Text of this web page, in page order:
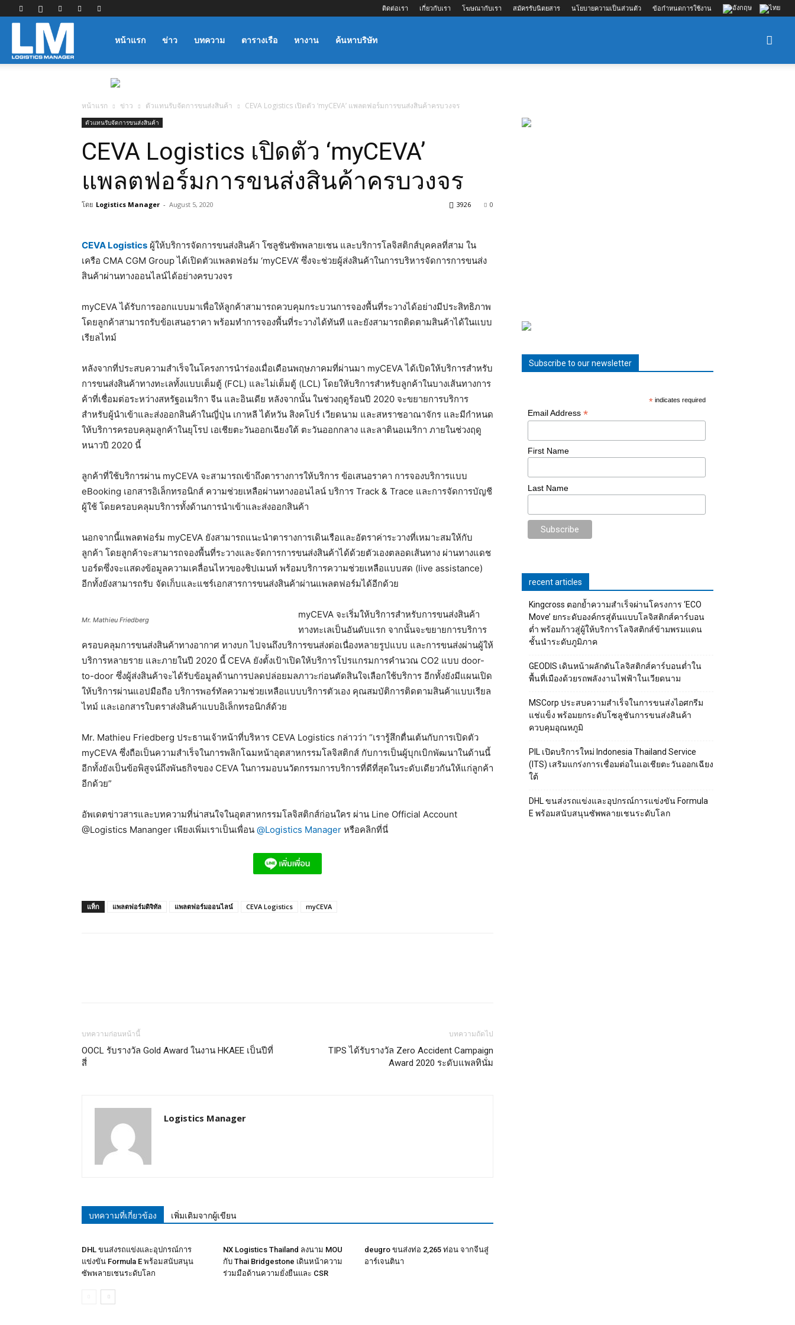
ติดต่อเรา เกี่ยวกับเรา โฆษณากับเรา สมัครรับนิตยสาร นโยบายความเป็นส่วนตัว ข้อกำหนดการใช้งาน
Logistics
Manager
หน้าแรก ข่าว บทความ ตารางเรือ หางาน ค้นหาบริษัท
หน้าแรก ข่าว ตัวแทนรับจัดการขนส่งสินค้า CEVA Logistics เปิดตัว ‘myCEVA’ แพลตฟอร์มการขนส่งสินค้าครบวงจร
ตัวแทนรับจัดการขนส่งสินค้า
CEVA Logistics เปิดตัว ‘myCEVA’
แพลตฟอร์มการขนส่งสินค้าครบวงจร
โดย Logistics Manager - August 5, 2020 0
3926
CEVA Logistics ผู้ให้บริการจัดการขนส่งสินค้า โซลูชันซัพพลายเชน และบริการโลจิสติกส์บุคคลที่สาม ใน
เครือ CMA CGM Group ได้เปิดตัวแพลตฟอร์ม ‘myCEVA’ ซึ่งจะช่วยผู้ส่งสินค้าในการบริหารจัดการการขนส่ง
สินค้าผ่านทางออนไลน์ได้อย่างครบวงจร
myCEVA ได้รับการออกแบบมาเพื่อให้ลูกค้าสามารถควบคุมกระบวนการจองพื้นที่ระวางได้อย่างมีประสิทธิภาพ
โดยลูกค้าสามารถรับข้อเสนอราคา พร้อมทำการจองพื้นที่ระวางได้ทันที และยังสามารถติดตามสินค้าได้ในแบบ
เรียลไทม์
หลังจากที่ประสบความสำเร็จในโครงการนำร่องเมื่อเดือนพฤษภาคมที่ผ่านมา myCEVA ได้เปิดให้บริการสำหรับ
การขนส่งสินค้าทางทะเลทั้งแบบเต็มตู้ (FCL) และไม่เต็มตู้ (LCL) โดยให้บริการสำหรับลูกค้าในบางเส้นทางการ
ค้าที่เชื่อมต่อระหว่างสหรัฐอเมริกา จีน และอินเดีย หลังจากนั้น ในช่วงฤดูร้อนปี 2020 จะขยายการบริการ
สำหรับผู้นำเข้าและส่งออกสินค้าในญี่ปุ่น เกาหลี ไต้หวัน สิงคโปร์ เวียดนาม และสหราชอาณาจักร และมีกำหนด
ให้บริการครอบคลุมลูกค้าในยุโรป เอเชียตะวันออกเฉียงใต้ ตะวันออกกลาง และลาตินอเมริกา ภายในช่วงฤดู
หนาวปี 2020 นี้
ลูกค้าที่ใช้บริการผ่าน myCEVA จะสามารถเข้าถึงตารางการให้บริการ ข้อเสนอราคา การจองบริการแบบ
eBooking เอกสารอิเล็กทรอนิกส์ ความช่วยเหลือผ่านทางออนไลน์ บริการ Track & Trace และการจัดการบัญชี
ผู้ใช้ โดยครอบคลุมบริการทั้งด้านการนำเข้าและส่งออกสินค้า
นอกจากนี้แพลตฟอร์ม myCEVA ยังสามารถแนะนำตารางการเดินเรือและอัตราค่าระวางที่เหมาะสมให้กับ
ลูกค้า โดยลูกค้าจะสามารถจองพื้นที่ระวางและจัดการการขนส่งสินค้าได้ด้วยตัวเองตลอดเส้นทาง ผ่านทางแดช
บอร์ดซึ่งจะแสดงข้อมูลความเคลื่อนไหวของชิปเมนท์ พร้อมบริการความช่วยเหลือแบบสด (live assistance)
อีกทั้งยังสามารถรับ จัดเก็บและแชร์เอกสารการขนส่งสินค้าผ่านแพลตฟอร์มได้อีกด้วย
Mr. Mathieu Friedberg
myCEVA จะเริ่มให้บริการสำหรับการขนส่งสินค้า
ทางทะเลเป็นอันดับแรก จากนั้นจะขยายการบริการ
ครอบคลุมการขนส่งสินค้าทางอากาศ ทางบก ไปจนถึงบริการขนส่งต่อเนื่องหลายรูปแบบ และการขนส่งผ่านผู้ให้
บริการหลายราย และภายในปี 2020 นี้ CEVA ยังตั้งเป้าเปิดให้บริการโปรแกรมการคำนวณ CO2 แบบ door-
to-door ซึ่งผู้ส่งสินค้าจะได้รับข้อมูลด้านการปลดปล่อยมลภาวะก่อนตัดสินใจเลือกใช้บริการ อีกทั้งยังมีแผนเปิด
ให้บริการผ่านแอปมือถือ บริการพอร์ทัลความช่วยเหลือแบบบริการตัวเอง คุณสมบัติการติดตามสินค้าแบบเรียล
ไทม์ และเอกสารใบตราส่งสินค้าแบบอิเล็กทรอนิกส์ด้วย
Mr. Mathieu Friedberg ประธานเจ้าหน้าที่บริหาร CEVA Logistics กล่าวว่า “เรารู้สึกตื่นเต้นกับการเปิดตัว
myCEVA ซึ่งถือเป็นความสำเร็จในการพลิกโฉมหน้าอุตสาหกรรมโลจิสติกส์ กับการเป็นผู้บุกเบิกพัฒนาในด้านนี้
อีกทั้งยังเป็นข้อพิสูจน์ถึงพันธกิจของ CEVA ในการมอบนวัตกรรมการบริการที่ดีที่สุดในระดับเดียวกันให้แก่ลูกค้า
อีกด้วย”
อัพเดตข่าวสารและบทความที่น่าสนใจในอุตสาหกรรมโลจิสติกส์ก่อนใคร ผ่าน Line Official Account
@Logistics Mananger เพียงเพิ่มเราเป็นเพื่อน @Logistics Manager หรือคลิกที่นี่
แท็ก แพลตฟอร์มดิจิทัล แพลตฟอร์มออนไลน์ CEVA Logistics myCEVA
บทความก่อนหน้านี้
OOCL รับรางวัล Gold Award ในงาน HKAEE เป็นปีที่
สี่
บทความถัดไป
TIPS ได้รับรางวัล Zero Accident Campaign
Award 2020 ระดับแพลทินั่ม
Logistics Manager
บทความที่เกี่ยวข้อง เพิ่มเติมจากผู้เขียน
DHL ขนส่งรถแข่งและอุปกรณ์การ
แข่งขัน Formula E พร้อมสนับสนุน
ซัพพลายเชนระดับโลก
NX Logistics Thailand ลงนาม MOU
กับ Thai Bridgestone เดินหน้าความ
ร่วมมือด้านความยั่งยืนและ CSR
deugro ขนส่งท่อ 2,265 ท่อน จากจีนสู่
อาร์เจนตินา
Subscribe to our newsletter
* indicates required
Email Address *
First Name
Last Name
recent articles
Kingcross ตอกย้ำความสำเร็จผ่านโครงการ ‘ECO
Move’ ยกระดับองค์กรสู่ต้นแบบโลจิสติกส์คาร์บอน
ต่ำ พร้อมก้าวสู่ผู้ให้บริการโลจิสติกส์ข้ามพรมแดน
ชั้นนำระดับภูมิภาค
GEODIS เดินหน้าผลักดันโลจิสติกส์คาร์บอนต่ำใน
พื้นที่เมืองด้วยรถพลังงานไฟฟ้าในเวียดนาม
MSCorp ประสบความสำเร็จในการขนส่งไอศกรีม
แช่แข็ง พร้อมยกระดับโซลูชันการขนส่งสินค้า
ควบคุมอุณหภูมิ
PIL เปิดบริการใหม่ Indonesia Thailand Service
(ITS) เสริมแกร่งการเชื่อมต่อในเอเชียตะวันออกเฉียง
ใต้
DHL ขนส่งรถแข่งและอุปกรณ์การแข่งขัน Formula
E พร้อมสนับสนุนซัพพลายเชนระดับโลก